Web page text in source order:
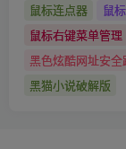
鼠标连点器
鼠
鼠标右键菜单管理
黑色炫酷网址安
黑猫小说破解版